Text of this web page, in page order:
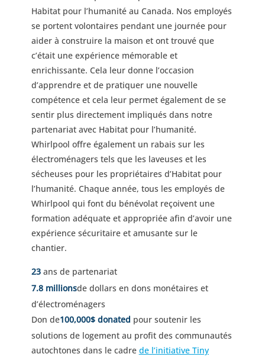
Habitat pour l’humanité au Canada. Nos employés
se portent volontaires pendant une journée pour
aider à construire la maison et ont trouvé que
c’était une expérience mémorable et
enrichissante. Cela leur donne l’occasion
d’apprendre et de pratiquer une nouvelle
compétence et cela leur permet également de se
sentir plus directement impliqués dans notre
partenariat avec Habitat pour l’humanité.
Whirlpool offre également un rabais sur les
électroménagers tels que les laveuses et les
sécheuses pour les propriétaires d’Habitat pour
l’humanité. Chaque année, tous les employés de
Whirlpool qui font du bénévolat reçoivent une
formation adéquate et appropriée afin d’avoir une
expérience sécuritaire et amusante sur le
chantier.
23ans de partenariat
7.8 millionsde dollars en dons monétaires et
d’électroménagers
Don de100,000$ donated pour soutenir les
solutions de logement au profit des communautés
autochtones dans le cadre de l’initiative Tiny